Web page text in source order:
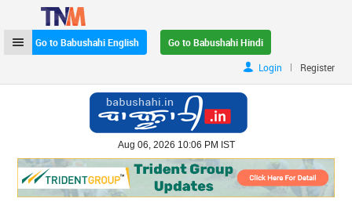
Go to Babushahi English
Go to Babushahi Hindi
Login
| Register
Aug 06, 2026 10:06 PM IST